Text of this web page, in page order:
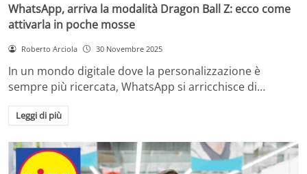
WhatsApp, arriva la modalità Dragon Ball Z: ecco come
attivarla in poche mosse
Roberto Arciola 30 Novembre 2025
In un mondo digitale dove la personalizzazione è
sempre più ricercata, WhatsApp si arricchisce di…
Leggi di più